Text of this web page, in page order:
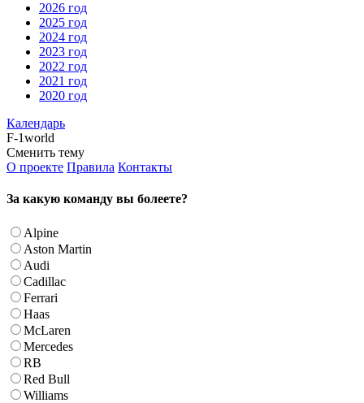
2026 год
2025 год
2024 год
2023 год
2022 год
2021 год
2020 год
Календарь
F-1world
Сменить тему
О проекте Правила Контакты
За какую команду вы болеете?
Alpine
Aston Martin
Audi
Cadillac
Ferrari
Haas
McLaren
Mercedes
RB
Red Bull
Williams